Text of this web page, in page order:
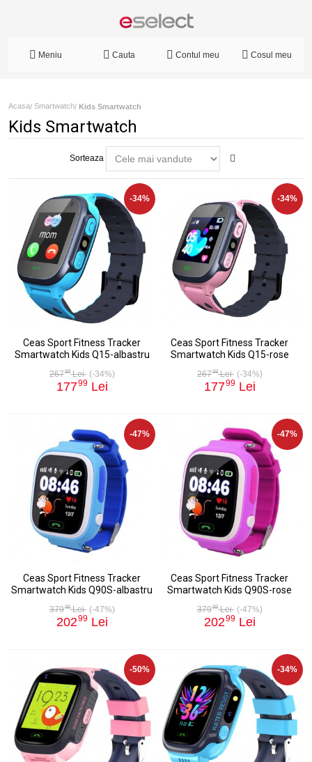
Meniu Cauta Contul meu Cosul meu
Acasa/ Smartwatch/ Kids Smartwatch
Kids Smartwatch
Sorteaza
-34%
Ceas Sport Fitness Tracker
Smartwatch Kids Q15-albastru
26798Lei (-34%)
17799 Lei
-34%
Ceas Sport Fitness Tracker
Smartwatch Kids Q15-rose
26798Lei (-34%)
17799 Lei
-47%
Ceas Sport Fitness Tracker
Smartwatch Kids Q90S-albastru
37998Lei (-47%)
20299 Lei
-47%
Ceas Sport Fitness Tracker
Smartwatch Kids Q90S-rose
37998Lei (-47%)
20299 Lei
-50% -34%